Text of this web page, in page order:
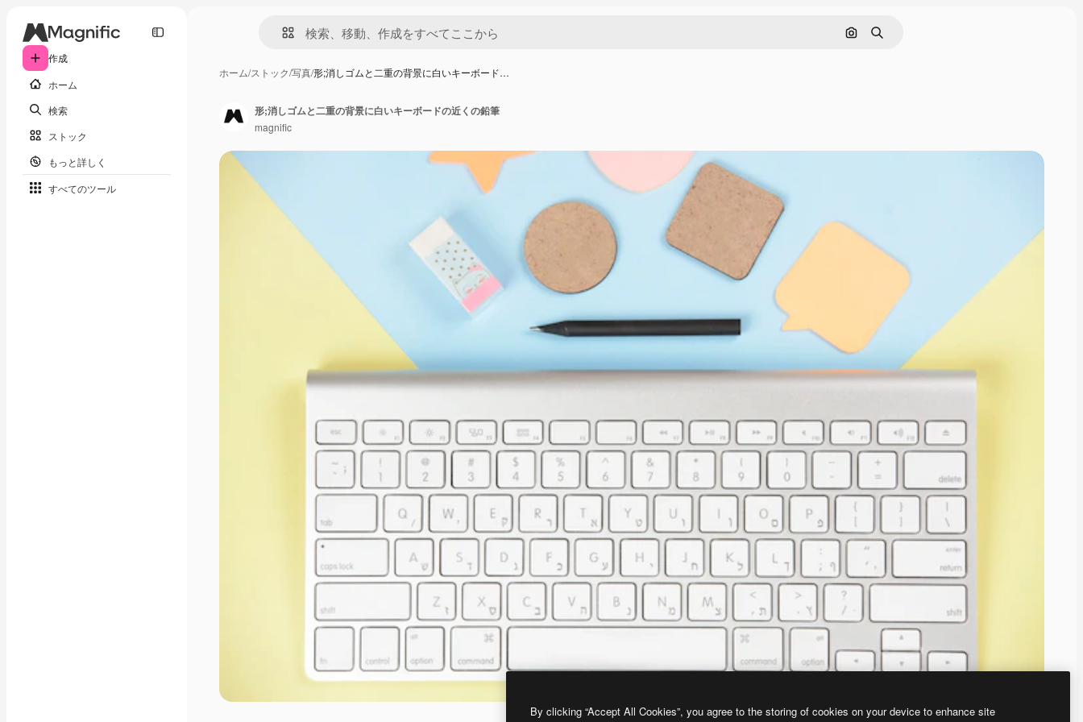
作成
ホーム
検索
ストック
もっと詳しく
すべてのツール
画像で検索
検索
ホーム/ストック/写真/形;消しゴムと二重の背景に白いキーボード…
形;消しゴムと二重の背景に白いキーボードの近くの鉛筆
magnific
By clicking “Accept All Cookies”, you agree to the storing of cookies on your device to enhance site